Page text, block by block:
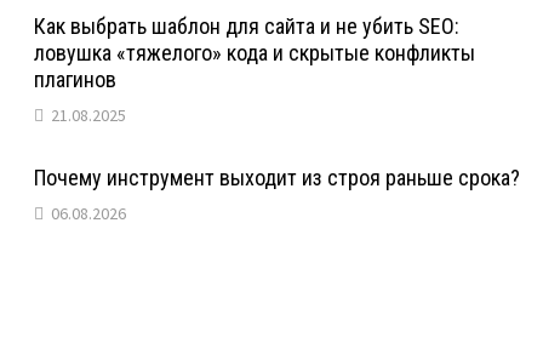
Как выбрать шаблон для сайта и не убить SEO:
ловушка «тяжелого» кода и скрытые конфликты
плагинов
21.08.2025
Почему инструмент выходит из строя раньше срока?
06.08.2026